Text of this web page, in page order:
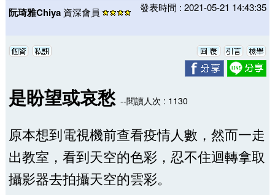
阮琦雅Chiya 資深會員 發表時間 : 2021-05-21 14:43:35
是盼望或哀愁 --閱讀人次 : 1130
原本想到電視機前查看疫情人數，然而一走
出教室，看到天空的色彩，忍不住迴轉拿取
攝影器去拍攝天空的雲彩。